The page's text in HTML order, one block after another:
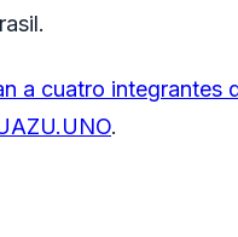
a cuatro integrantes
.